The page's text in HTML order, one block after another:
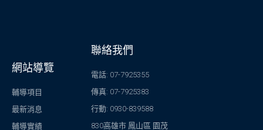
網站導覽
輔導項目
最新消息
輔導實績
聯絡我們
電話: 07-7925355
傳真: 07-7925383
行動: 0930-839588
830高雄市 鳳山區 園茂